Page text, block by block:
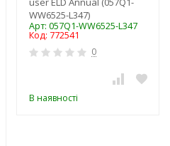
WW6525-L347)
Арт: 057Q1-WW6525-L347
Код: 772541
0
В наявності